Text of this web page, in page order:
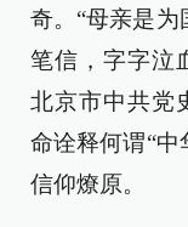
奇。“母亲是为
笔信，字字泣
北京市中共党
命诠释何谓“
信仰燎原。